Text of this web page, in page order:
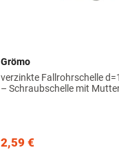
Grömo
verzinkte Fallrohrschelle
– Schraubschelle mit
2,59 €